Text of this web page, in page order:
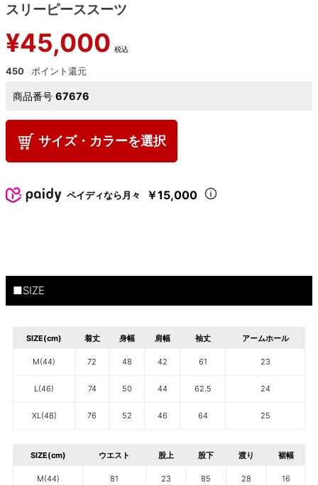
スリーピーススーツ
¥45,000 税込
450
商品番号 67676
サイズ・カラーを選択
ペイディなら月々 ￥15,000
■SIZE
SIZE(cm) 着丈 身幅 肩幅 袖丈 アームホール
M(44) 72 48 42 61 23
L(46) 74 50 44 62.5 24
XL(48) 76 52 46 64 25
SIZE(cm) ウエスト 股上 股下 渡り 裾幅
M(44) 81 23 85 28 16